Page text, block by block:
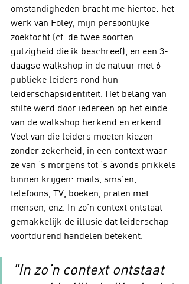
omstandigheden bracht me hiertoe: het
werk van Foley, mijn persoonlijke
zoektocht (cf. de twee soorten
gulzigheid die ik beschreef), en een 3-
daagse walkshop in de natuur met 6
publieke leiders rond hun
leiderschapsidentiteit. Het belang van
stilte werd door iedereen op het einde
van de walkshop herkend en erkend.
Veel van die leiders moeten kiezen
zonder zekerheid, in een context waar
ze van ‘s morgens tot ‘s avonds prikkels
binnen krijgen: mails, sms’en,
telefoons, TV, boeken, praten met
mensen, enz. In zo’n context ontstaat
gemakkelijk de illusie dat leiderschap
voortdurend handelen betekent.
"In zo’n context ontstaat